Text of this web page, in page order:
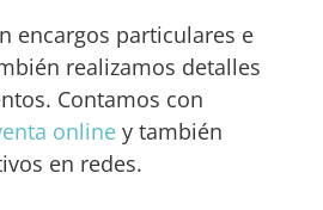
encargos particulares e
realizamos detalles
Contamos con
online y también
en redes.